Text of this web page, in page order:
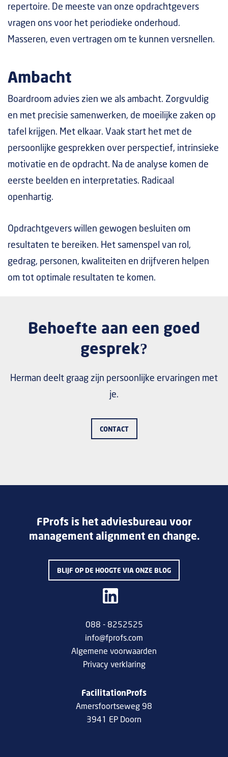
repertoire. De meeste van onze opdrachtgevers
vragen ons voor het periodieke onderhoud.
Masseren, even vertragen om te kunnen versnellen.
Ambacht
Boardroom advies zien we als ambacht. Zorgvuldig
en met precisie samenwerken, de moeilijke zaken op
tafel krijgen. Met elkaar. Vaak start het met de
persoonlijke gesprekken over perspectief, intrinsieke
motivatie en de opdracht. Na de analyse komen de
eerste beelden en interpretaties. Radicaal
openhartig.
Opdrachtgevers willen gewogen besluiten om
resultaten te bereiken. Het samenspel van rol,
gedrag, personen, kwaliteiten en drijfveren helpen
om tot optimale resultaten te komen.
Behoefte aan een goed
gesprek?
Herman deelt graag zijn persoonlijke ervaringen met
je.
CONTACT
FProfs is het adviesbureau voor
management alignment en change.
BLIJF OP DE HOOGTE VIA ONZE BLOG
088 - 8252525
info@fprofs.com
Algemene voorwaarden
Privacy verklaring
FacilitationProfs
Amersfoortseweg 98
3941 EP Doorn